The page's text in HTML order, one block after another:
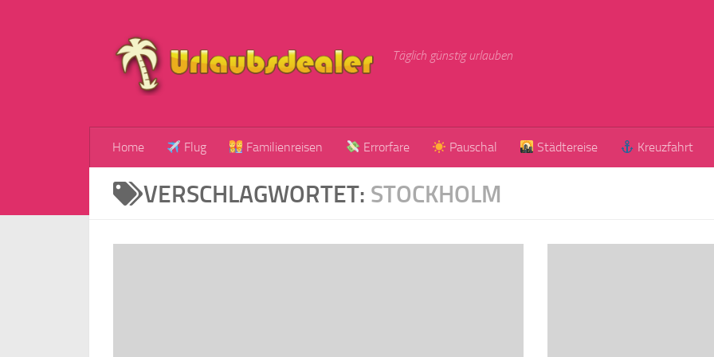
Täglich günstig urlauben
Home Flug Familienreisen Errorfare Pauschal Städtereise Kreuzfahrt
VERSCHLAGWORTET: STOCKHOLM